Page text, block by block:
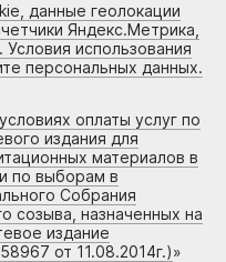
данные геолокации
Яндекс.Метрика,
использования
персональных данных.
оплаты услуг по
издания для
материалов в
по выборам в
Собрания
созыва, назначенных на
издание
от 11.08.2014г.)»